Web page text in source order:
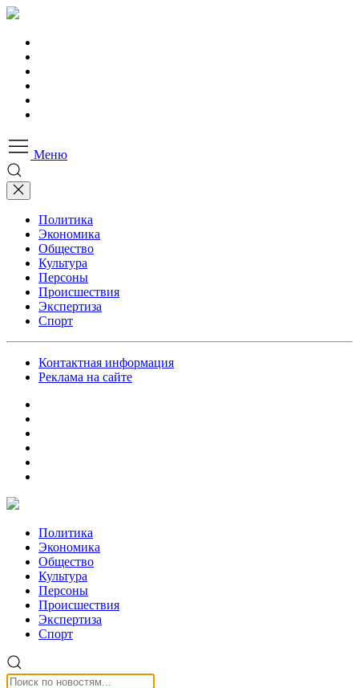
Меню
Политика
Экономика
Общество
Культура
Персоны
Происшествия
Экспертиза
Спорт
Контактная информация
Реклама на сайте
Политика
Экономика
Общество
Культура
Персоны
Происшествия
Экспертиза
Спорт